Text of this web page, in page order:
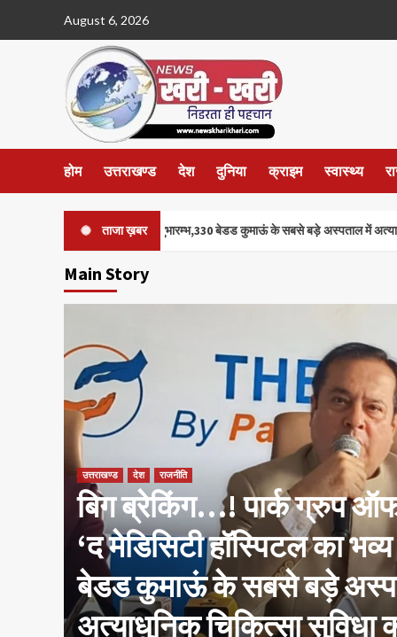
August 6, 2026
होम उत्तराखण्ड देश दुनिया क्राइम स्वास्थ्य
ताजा ख़बर
का भव्य शुभारम्भ,330 बेडड कुमाऊं के सबसे बड़े अस्पताल में अत्याधुनिक चिकित्सा सुविधा
Main Story
उत्तराखण्ड देश राजनीति
बिग ब्रेकिंग…! पार्क ग्रुप
‘द मेडिसिटी हॉस्पिटल का
बेडड कुमाऊं के सबसे बड़े
अत्याधुनिक चिकित्सा सुविधा